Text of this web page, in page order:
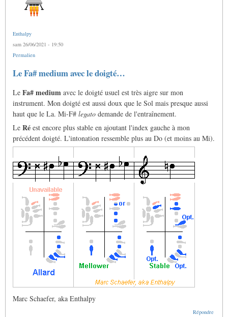
Enthalpy
sam 26/06/2021 - 19:50
Permalien
Le Fa# medium avec le doigté…
Le Fa# medium avec le doigté usuel est très aigre sur mon
instrument. Mon doigté est aussi doux que le Sol mais presque aussi
haut que le La. Mi-F# legato demande de l'entraînement.
Le Ré est encore plus stable en ajoutant l'index gauche à mon
précédent doigté. L'intonation ressemble plus au Do (et moins au Mi).
Marc Schaefer, aka Enthalpy
Répondre